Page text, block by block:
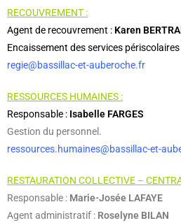
RECOUVREMENT :
Agent de recouvrement : Karen
Encaissement des services
regie@bassillac-et-auberoche.fr
RESSOURCES HUMAINES :
Responsable : Isabelle FARGES
Gestion du personnel.
ressources.humaines@bassillac-et-
RESTAURATION COLLECTIVE –
Responsable : Marie-Josée LAFAYE
Agent administratif : Roselyne BILAN